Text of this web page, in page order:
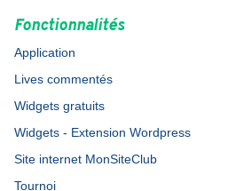
Fonctionnalités
Application
Lives commentés
Widgets gratuits
Widgets - Extension Wordpress
Site internet MonSiteClub
Tournoi